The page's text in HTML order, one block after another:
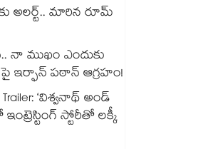
అలర్ట్.. మారిన రూమ్
ముఖం ఎందుకు
పఠాన్ ఆగ్రహం!
Trailer: ‘విశ్వనాథ్ అండ్
స్టోరీతో లక్కీ